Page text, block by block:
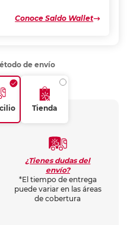
Conoce Saldo Wallet
de envío
Tienda
¿Tienes dudas del
envío?
*El tiempo de entrega
puede variar en las áreas
de cobertura